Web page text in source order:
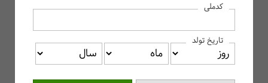
مشاهده چارت میزان رضایت از حسابداران
خبره
کدملی
تاریخ تولد